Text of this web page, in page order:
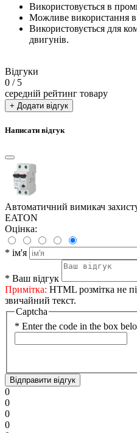
Використовується в
Можливе використання в
Використовується для
двигунів.
Відгуки
0 / 5
середній рейтинг товару
+ Додати відгук
Написати відгук
Автоматичний вимикач
EATON
Оцінка:
* ім'я
* Ваш відгук
Примітка: HTML розмітка не
звичайний текст.
Captcha
* Enter the code in the box
Відправити відгук
0
0
0
0